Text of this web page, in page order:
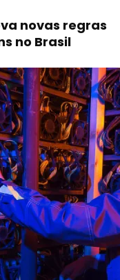
novas regras
no Brasil